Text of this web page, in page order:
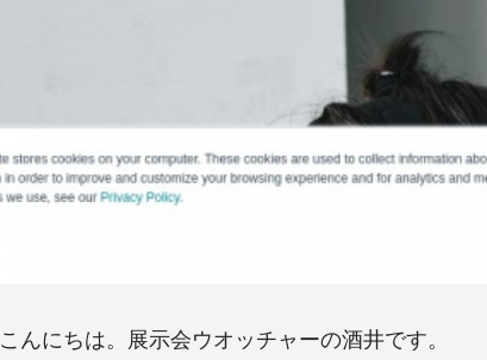
こんにちは。展示会ウオッチャーの酒井です。